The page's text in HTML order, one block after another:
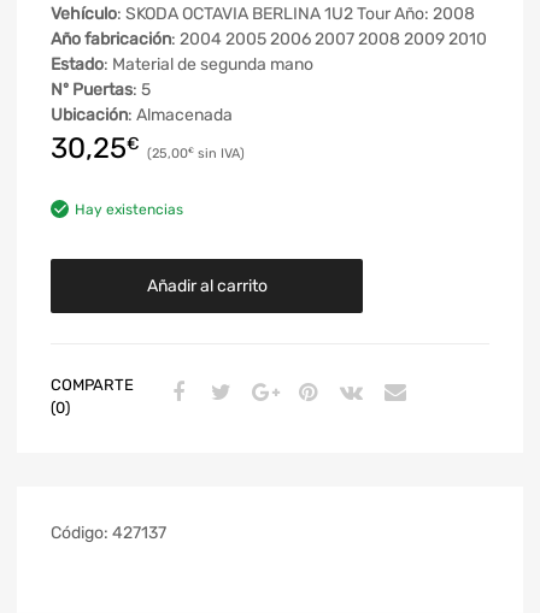
Vehículo: SKODA OCTAVIA BERLINA 1U2 Tour Año: 2008
Año fabricación: 2004 2005 2006 2007 2008 2009 2010
Estado: Material de segunda mano
Nº Puertas: 5
Ubicación: Almacenada
30,25€ 25,00€
Hay existencias
Añadir al carrito
COMPARTE
(0)
Código: 427137